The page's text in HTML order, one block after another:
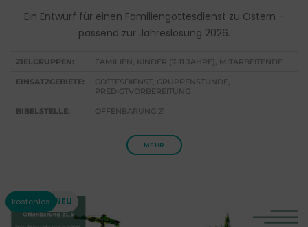
Ein Entwurf für einen Familiengottesdienst zu Ostern -
passend zur Jahreslosung 2026.
ZIELGRUPPEN: FAMILIEN, KINDER (7-11 JAHRE), MITARBEITENDE
EINSATZGEBIETE:
GOTTESDIENST, GRUPPENSTUNDE,
PREDIGTVORBEREITUNG
BIBELSTELLE: OFFENBARUNG 21
MEHR